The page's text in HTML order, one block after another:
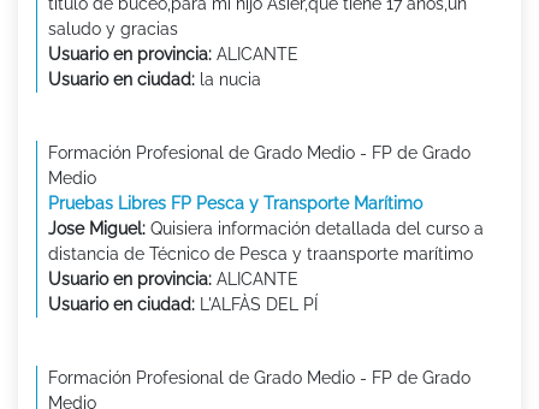
saludo y gracias
Usuario en provincia: ALICANTE
Usuario en ciudad: la nucia
Formación Profesional de Grado Medio - FP de Grado
Medio
Pruebas Libres FP Pesca y Transporte Marítimo
Jose Miguel: Quisiera información detallada del curso a
distancia de Técnico de Pesca y traansporte marítimo
Usuario en provincia: ALICANTE
Usuario en ciudad: L'ALFÀS DEL PÍ
Formación Profesional de Grado Medio - FP de Grado
Medio